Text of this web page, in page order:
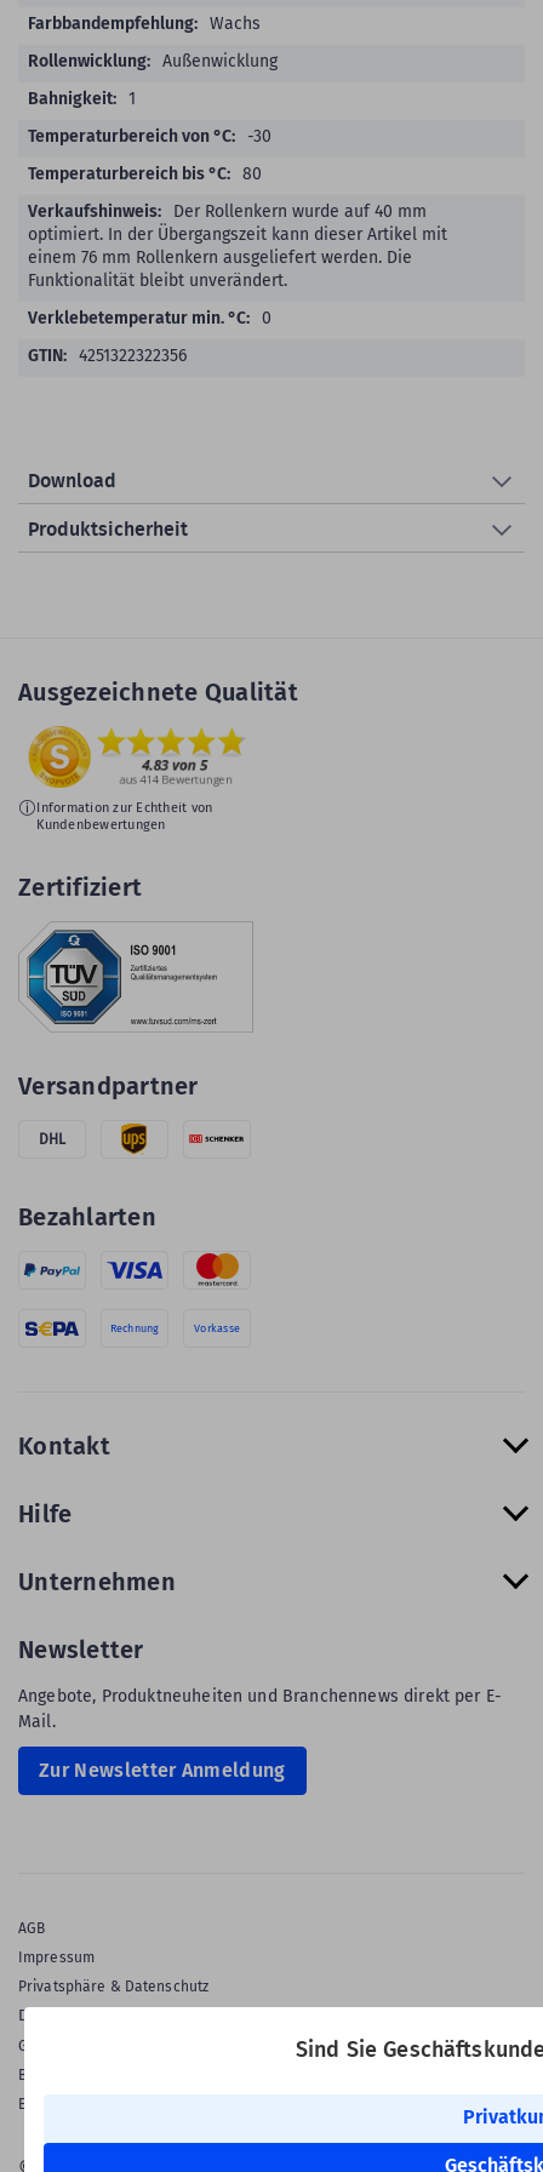
Sind Sie
Wachs
Außenwicklung
1
-30
80
Der Rollenkern wurde auf 40 mm
optimiert. In der Übergangszeit kann dieser Artikel mit
einem 76 mm Rollenkern ausgeliefert werden. Die
Funktionalität bleibt unverändert.
0
4251322322356
Download
Produktsicherheit
Ausgezeichnete Qualität
Information zur Echtheit von
Kundenbewertungen
Zertifiziert
Versandpartner
DHL
Bezahlarten
Rechnung Vorkasse
Kontakt
Hilfe
Unternehmen
Newsletter
Angebote, Produktneuheiten und Branchennews direkt per E-
Mail.
Zur Newsletter Anmeldung
AGB
Impressum
Privatsphäre & Datenschutz
Datenschutz-Einstellungen
Gewährleistung
Barrierefreiheitserklärung
English Language